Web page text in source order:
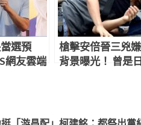
選預
網友雲端
槍擊安倍晉三兇嫌
背景曝光！ 曾是日